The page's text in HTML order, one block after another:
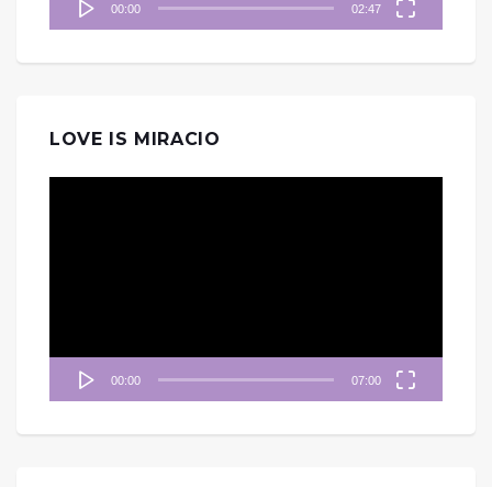
00:00 02:47
LOVE IS MIRACIO
00:00 07:00